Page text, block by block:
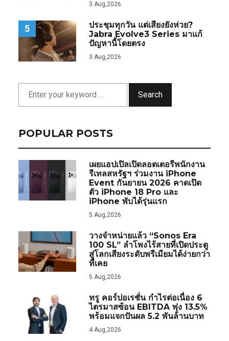
3 Aug,2026
5
ประชุมทุกวัน แต่เสียงยังห่วย?
Jabra Evolve3 Series มาแก้
ปัญหานี้โดยตรง
3 Aug,2026
Search
POPULAR POSTS
เผยแอปเปิลเปิดลอตเตอรีพนักงาน
รีเทลสหรัฐฯ ร่วมงาน iPhone
Event กันยายน 2026 คาดเปิด
ตัว iPhone 18 Pro และ
iPhone พับได้รุ่นแรก
5 Aug,2026
วางจำหน่ายแล้ว “Sonos Era
100 SL” ลำโพงไร้สายที่เปิดประตู
สู่โลกเสียงระดับพรีเมียมได้ง่ายกว่า
ที่เคย
5 Aug,2026
ทรู คอร์ปอเรชั่น กำไรต่อเนื่อง 6
ไตรมาสซ้อน EBITDA พุ่ง 13.5%
พร้อมแจกปันผล 5.2 พันล้านบาท
4 Aug,2026